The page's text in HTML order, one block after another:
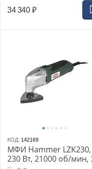
34 340 ₽
КОД: 142169
МФИ Hammer LZK230,
230 Вт, 21000 об/мин,